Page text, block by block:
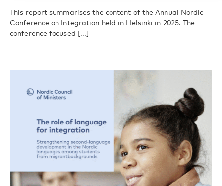
This report summarises the content of the Annual Nordic
Conference on Integration held in Helsinki in 2025. The
conference focused [...]